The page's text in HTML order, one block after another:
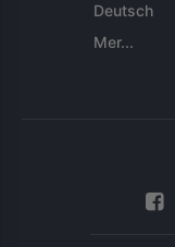
Deutsch
Mer...